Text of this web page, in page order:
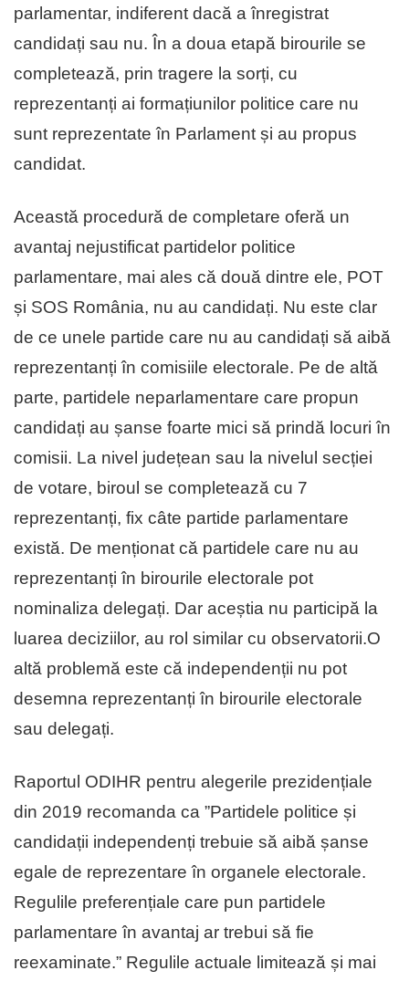
parlamentar, indiferent dacă a înregistrat
candidați sau nu. În a doua etapă birourile se
completează, prin tragere la sorți, cu
reprezentanți ai formațiunilor politice care nu
sunt reprezentate în Parlament și au propus
candidat.
Această procedură de completare oferă un
avantaj nejustificat partidelor politice
parlamentare, mai ales că două dintre ele, POT
și SOS România, nu au candidați. Nu este clar
de ce unele partide care nu au candidați să aibă
reprezentanți în comisiile electorale. Pe de altă
parte, partidele neparlamentare care propun
candidați au șanse foarte mici să prindă locuri în
comisii. La nivel județean sau la nivelul secției
de votare, biroul se completează cu 7
reprezentanți, fix câte partide parlamentare
există. De menționat că partidele care nu au
reprezentanți în birourile electorale pot
nominaliza delegați. Dar aceștia nu participă la
luarea deciziilor, au rol similar cu observatorii.O
altă problemă este că independenții nu pot
desemna reprezentanți în birourile electorale
sau delegați.
Raportul ODIHR pentru alegerile prezidențiale
din 2019 recomanda ca ”Partidele politice și
candidații independenți trebuie să aibă șanse
egale de reprezentare în organele electorale.
Regulile preferențiale care pun partidele
parlamentare în avantaj ar trebui să fie
reexaminate.” Regulile actuale limitează și mai